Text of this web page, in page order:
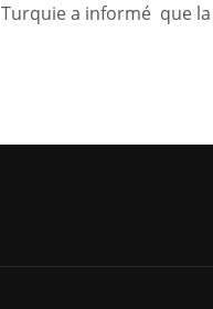
Turquie a informé que